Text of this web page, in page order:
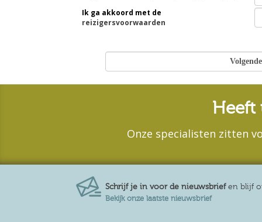
Ik ga akkoord met de
reizigersvoorwaarden
Heeft
Onze specialisten zitten
Schrijf je in voor de nieuwsbriefen blijf
Bekijk onze laatste nieuwsbrief